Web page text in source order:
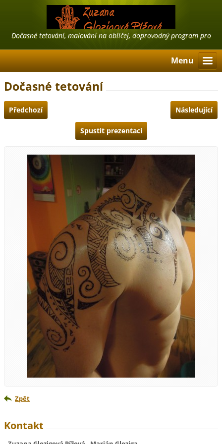
Dočasné tetování, malování na obličej, doprovodný program pro
Menu
Dočasné tetování
Předchozí Následující
Spustit prezentaci
Zpět
Kontakt